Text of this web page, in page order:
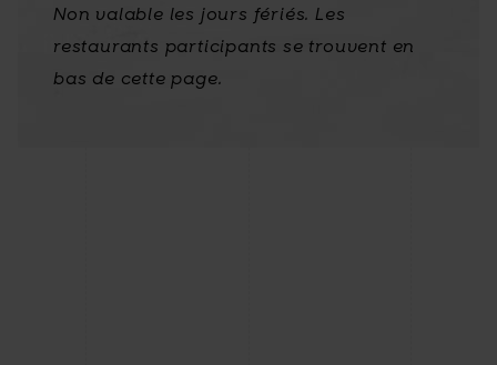
Non valable les jours fériés. Les
restaurants participants se trouvent en
bas de cette page.